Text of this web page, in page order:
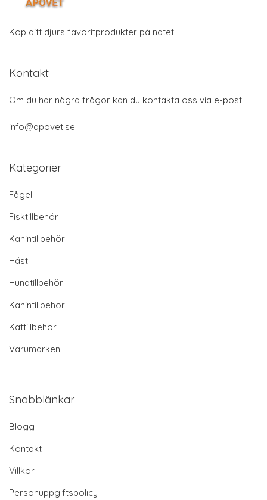
Köp ditt djurs favoritprodukter på nätet
Kontakt
Om du har några frågor kan du kontakta oss via e-post:
info@apovet.se
Kategorier
Fågel
Fisktillbehör
Kanintillbehör
Häst
Hundtillbehör
Kanintillbehör
Kattillbehör
Varumärken
Snabblänkar
Blogg
Kontakt
Villkor
Personuppgiftspolicy